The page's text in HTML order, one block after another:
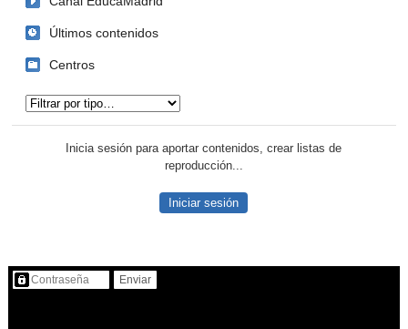
Últimos contenidos
Centros
Inicia sesión para aportar contenidos, crear listas de
reproducción...
Iniciar sesión
Contenido protegido…